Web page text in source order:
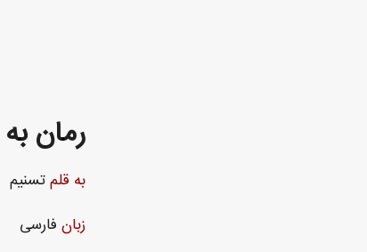
رمان
به قلمتسنیم
زبان فارسی